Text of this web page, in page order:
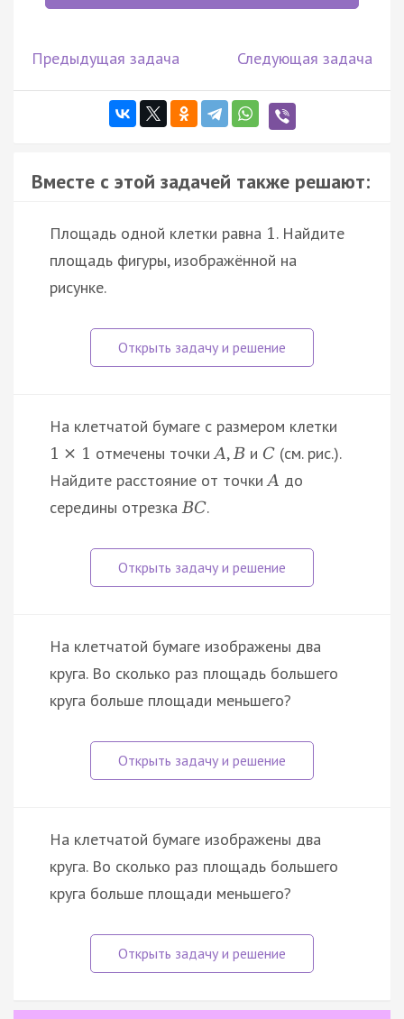
Предыдущая задача Следующая задача
Вместе с этой задачей также решают:
Площадь одной клетки равна 1. Найдите
площадь фигуры, изображённой на
рисунке.
На клетчатой бумаге с размером клетки
1 × 1 отмечены точкиA,Bи C(см. рис.).
Найдите расстояние от точкиA до
середины отрезкаBC.
На клетчатой бумаге изображены два
круга. Во сколько раз площадь большего
круга больше площади меньшего?
На клетчатой бумаге изображены два
круга. Во сколько раз площадь большего
круга больше площади меньшего?